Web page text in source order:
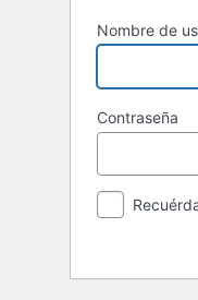
Nombre de
Contraseña